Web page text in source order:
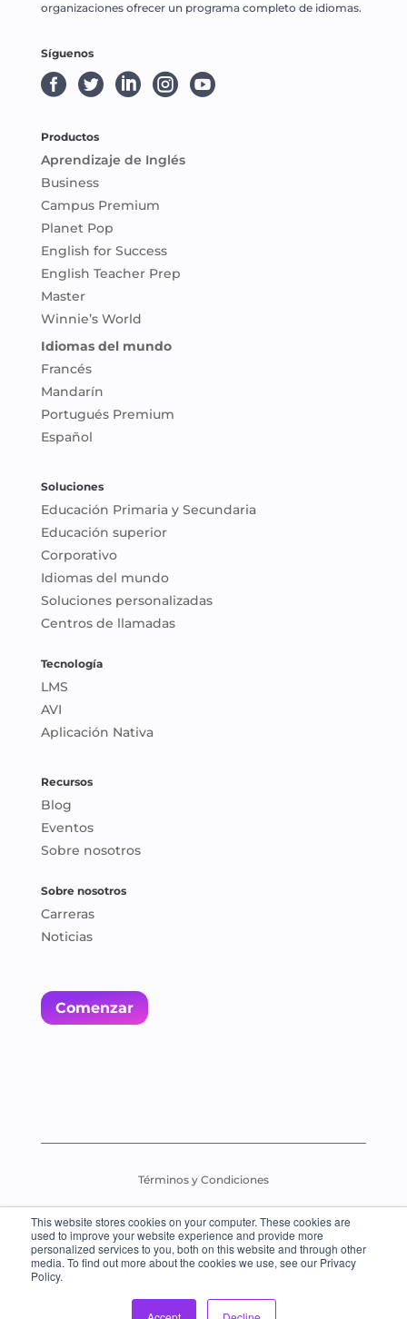
This website stores cookies on your computer. These cookies are
used to improve your website experience and provide more
personalized services to you, both on this website and through other
media. To find out more about the cookies we use, see our Privacy
Policy.
organizaciones ofrecer un programa completo de idiomas.
Síguenos
    
Productos
Aprendizaje de Inglés
Business
Campus Premium
Planet Pop
English for Success
English Teacher Prep
Master
Winnie’s World
Idiomas del mundo
Francés
Mandarín
Portugués Premium
Español
Soluciones
Educación Primaria y Secundaria
Educación superior
Corporativo
Idiomas del mundo
Soluciones personalizadas
Centros de llamadas
Tecnología
LMS
AVI
Aplicación Nativa
Recursos
Blog
Eventos
Sobre nosotros
Sobre nosotros
Carreras
Noticias
Comenzar
Términos y Condiciones
Política de pruebas de evaluación
© 2026 Everybody Loves Languages – All Rights Reserved.